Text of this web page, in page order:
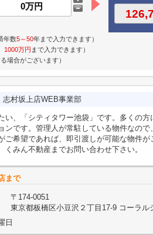
年数5～50年まで入力できます）
1000万円 まで入力できます）
場合がございます）
村坂上店WEB事業部
い、「シティタワー池袋」です。多くの
ンです。管理人が常駐している物件なの
ご希望であれば、即引渡しが可能な物件が
くみん不動産までお問い合わせ下さい。
まで
〒174-0051
東京都板橋区小豆沢２丁目17-9 コーラル
日